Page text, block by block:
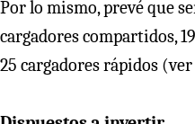
Por lo mismo, prevé que
cargadores compartidos,
25 cargadores rápidos